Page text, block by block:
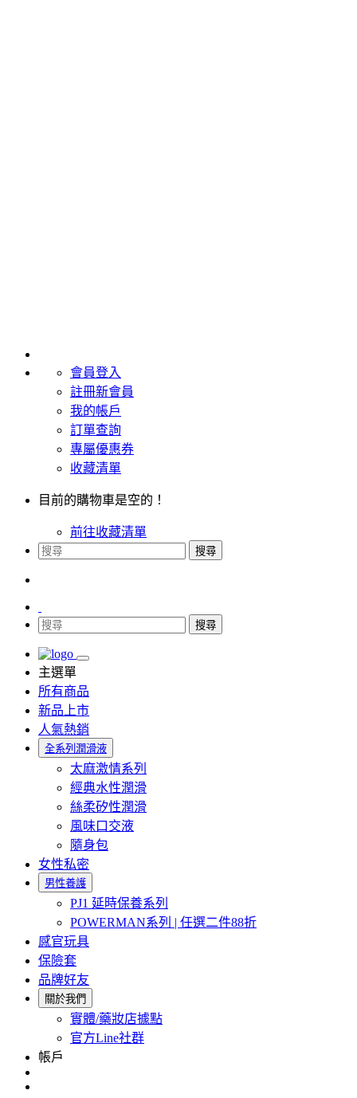
會員登入
註冊新會員
我的帳戶
訂單查詢
專屬優惠券
收藏清單
目前的購物車是空的！
前往收藏清單
搜尋
搜尋
主選單
所有商品
新品上市
人氣熱銷
全系列潤滑液
太麻激情系列
經典水性潤滑
絲柔矽性潤滑
風味口交液
隨身包
女性私密
男性養護
PJ1 延時保養系列
POWERMAN系列 | 任選二件88折
感官玩具
保險套
品牌好友
關於我們
實體/藥妝店據點
官方Line社群
帳戶